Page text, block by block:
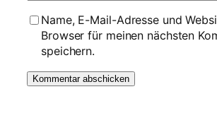
Name, E-Mail-Adresse und
Browser für meinen nächsten
speichern.